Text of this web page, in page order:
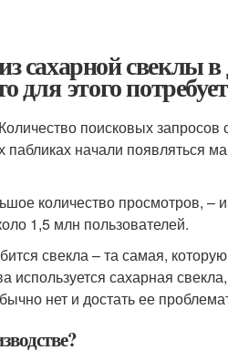
сахарной свеклы
для этого
поисковых
начали появляться
количество просмотров, –
1,5 млн пользователей.
свекла – та самая,
используется сахарная
нет и достать ее